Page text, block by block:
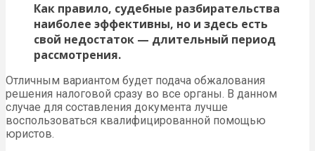
Как правило, судебные разбирательства
наиболее эффективны, но и здесь есть
свой недостаток — длительный период
рассмотрения.
Отличным вариантом будет подача обжалования
решения налоговой сразу во все органы. В данном
случае для составления документа лучше
воспользоваться квалифицированной помощью
юристов.